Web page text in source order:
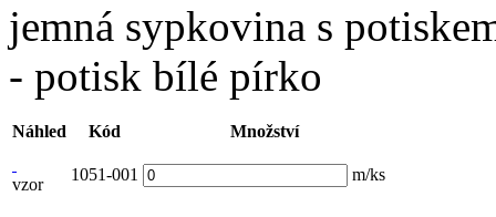
jemná sypkovina s
- potisk bílé pírko
Náhled Kód Množství
vzor
1051-001 m/ks